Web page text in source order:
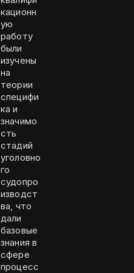
кационн
ую
работу
были
изучены
на
теории
специфи
ка и
значимо
сть
стадий
уголовно
го
судопро
изводст
ва, что
дали
базовые
знания в
сфере
процесс